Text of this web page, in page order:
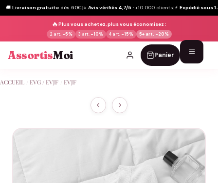
🚚 Livraison gratuite dès 60€|⭐ Avis vérifiés 4,7/5 · +10 000 clients|⚡ Expédié sous
🔥Plus vous achetez, plus vous économisez :
2 art. -5% 3 art. -10% 4 art. -15% 5+ art. -20%
AssortisMoi Panier
au
ACCUEIL EVG / EVJF EVJF